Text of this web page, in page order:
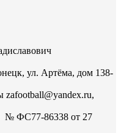
ул. Артёма, дом 138-
zafootball@yandex.ru,
№ ФС77-86338 от 27